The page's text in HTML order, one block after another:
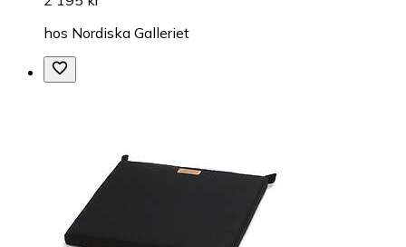
hos Nordiska Galleriet